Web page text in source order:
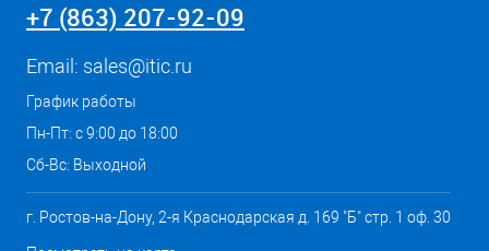
+7 (863) 207-92-09
Email: sales@itic.ru
График работы
Пн-Пт: с 9:00 до 18:00
Сб-Вс: Выходной
г. Ростов-на-Дону, 2-я Краснодарская д. 169 "Б" стр. 1 оф. 30